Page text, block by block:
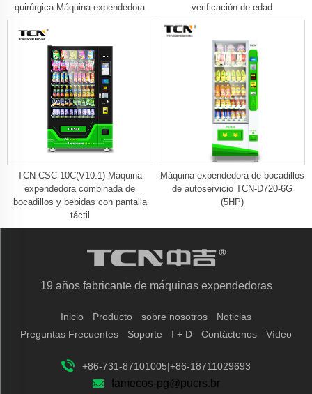
quirúrgica Máquina expendedora
verificación de edad
TCN-CSC-10C(V10.1) Máquina
expendedora combinada de
bocadillos y bebidas con pantalla
táctil
Máquina expendedora de bocadillos
de autoservicio TCN-D720-6G
(5HP)
19 años fabricante de máquinas expendedoras
Inicio Producto sobre nosotros
Noticias
Preguntas Frecuentes
Soporte I + D Contáctenos Vídeo
+86-731-87101005|+86-18711029693
famecos-pg@pucrs.br